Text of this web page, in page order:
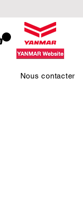
Nous contacter